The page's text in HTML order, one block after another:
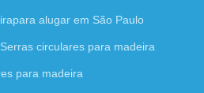
alugar em São Paulo
circulares para madeira
para madeira